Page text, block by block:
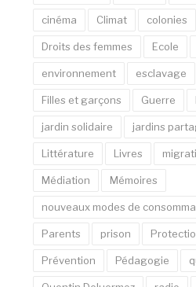
cinéma Climat colonies
Droits des femmes Ecole
environnement esclavage
Filles et garçons Guerre
jardin solidaire jardins
Littérature Livres
Médiation Mémoires
nouveaux modes de
Parents prison
Prévention Pédagogie